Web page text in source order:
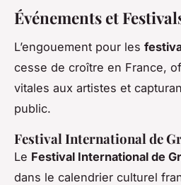
Événements et
L’engouement pour les
cesse de croître en France,
vitales aux artistes et
public.
Festival International de
Le Festival International de
dans le calendrier culturel